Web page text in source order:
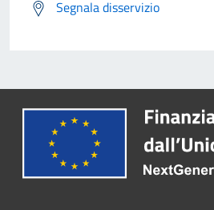
Segnala disservizio